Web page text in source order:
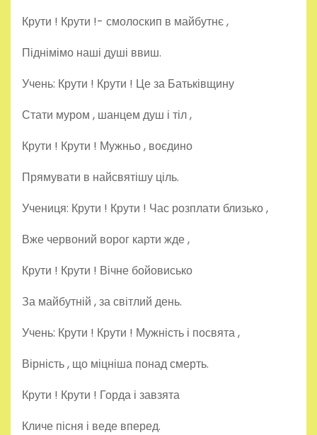
Крути ! Крути !- смолоскип в майбутнє ,
Піднімімо наші душі ввиш.
Учень: Крути ! Крути ! Це за Батьківщину
Стати муром , шанцем душ і тіл ,
Крути ! Крути ! Мужньо , воєдино
Прямувати в найсвятішу ціль.
Учениця: Крути ! Крути ! Час розплати близько ,
Вже червоний ворог карти жде ,
Крути ! Крути ! Вічне бойовисько
За майбутній , за світлий день.
Учень: Крути ! Крути ! Мужність і посвята ,
Вірність , що міцніша понад смерть.
Крути ! Крути ! Горда і завзята
Кличе пісня і веде вперед.